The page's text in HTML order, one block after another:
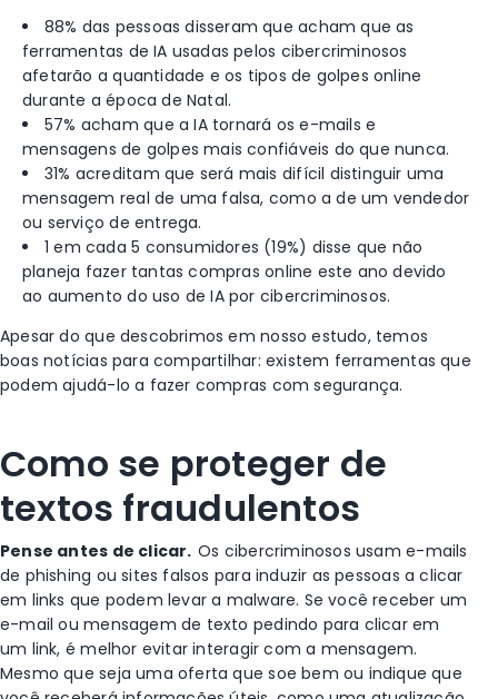
88% das pessoas disseram que acham que as
ferramentas de IA usadas pelos cibercriminosos
afetarão a quantidade e os tipos de golpes online
durante a época de Natal.
57% acham que a IA tornará os e-mails e
mensagens de golpes mais confiáveis do que nunca.
31% acreditam que será mais difícil distinguir uma
mensagem real de uma falsa, como a de um vendedor
ou serviço de entrega.
1 em cada 5 consumidores (19%) disse que não
planeja fazer tantas compras online este ano devido
ao aumento do uso de IA por cibercriminosos.
Apesar do que descobrimos em nosso estudo, temos
boas notícias para compartilhar: existem ferramentas que
podem ajudá-lo a fazer compras com segurança.
Como se proteger de
textos fraudulentos
Pense antes de clicar. Os cibercriminosos usam e-mails
de phishing ou sites falsos para induzir as pessoas a clicar
em links que podem levar a malware. Se você receber um
e-mail ou mensagem de texto pedindo para clicar em
um link, é melhor evitar interagir com a mensagem.
Mesmo que seja uma oferta que soe bem ou indique que